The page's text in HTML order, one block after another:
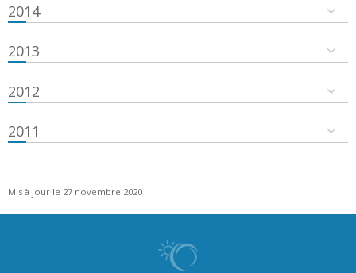
2014
2013
2012
2011
Mis à jour le 27 novembre 2020